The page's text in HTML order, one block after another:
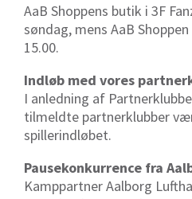
AaB Shoppens butik i 3F
søndag, mens AaB
15.00.
Indløb med vores
I anledning af
tilmeldte partnerklubber
spillerindløbet.
Pausekonkurrence fra
Kamppartner Aalborg